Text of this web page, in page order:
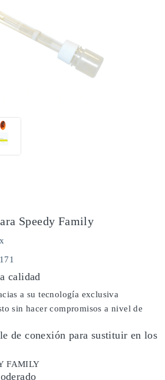
Speedy Family
calidad
a su tecnología exclusiva
sin hacer compromisos a nivel de
de conexión para sustituir en los
FAMILY